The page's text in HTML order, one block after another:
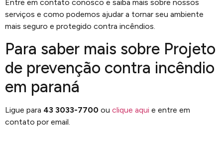
Entre em contato conosco e saiba mais sobre nossos
serviços e como podemos ajudar a tornar seu ambiente
mais seguro e protegido contra incêndios.
Para saber mais sobre Projeto
de prevenção contra incêndio
em paraná
Ligue para 43 3033-7700 ou clique aqui e entre em
contato por email.